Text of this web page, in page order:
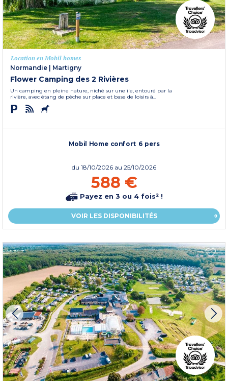
Location en Mobil homes
Normandie
Martigny
Flower Camping des 2 Rivières
Un camping en pleine nature, niché sur une île, entouré par la
rivière, avec étang de pêche sur place et base de loisirs à...
Mobil Home confort 6 pers
du 18/10/2026 au 25/10/2026
588 €
Payez en 3 ou 4 fois² !
VOIR LES DISPONIBILITÉS